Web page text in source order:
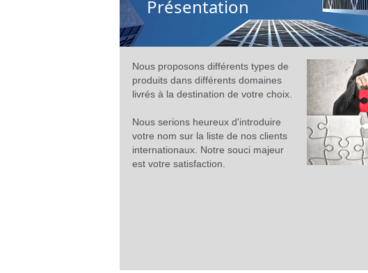
Présentation
Nous proposons différents types de
produits dans différents domaines
livrés à la destination de votre choix.
Nous serions heureux d'introduire
votre nom sur la liste de nos clients
internationaux. Notre souci majeur
est votre satisfaction.